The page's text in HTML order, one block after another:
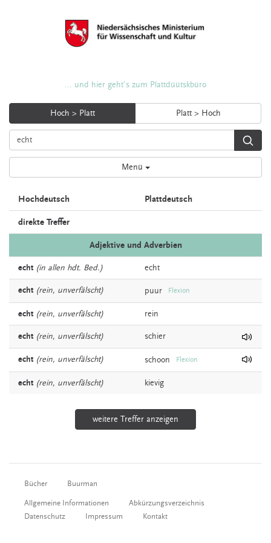
... und hier geht's zum Plattdüütskbüro
Hoch > Platt Platt > Hoch
Menü
Hochdeutsch Plattdeutsch
direkte Treffer
Adjektive und Adverbien
echt (in allen hdt. Bed.) echt
echt (rein, unverfälscht) puur Flexion
echt (rein, unverfälscht) rein
echt (rein, unverfälscht) schier
echt (rein, unverfälscht) schoon Flexion
echt (rein, unverfälscht) kievig
weitere Treffer anzeigen
Bücher Buurman
Allgemeine Informationen
Abkürzungsverzeichnis
Datenschutz
Impressum Kontakt